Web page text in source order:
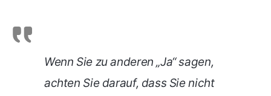
Wenn Sie zu anderen „Ja“ sagen,
achten Sie darauf, dass Sie nicht